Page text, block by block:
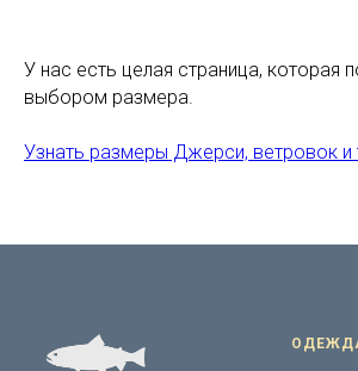
У нас есть целая страница, которая
выбором размера.
Узнать размеры Джерси, ветровок и